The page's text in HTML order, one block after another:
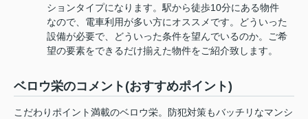
ションタイプになります。駅から徒歩10分にある物件
なので、電車利用が多い方にオススメです。どういった
設備が必要で、どういった条件を望んでいるのか。ご希
望の要素をできるだけ揃えた物件をご紹介致します。
ベロウ栄のコメント(おすすめポイント)
こだわりポイント満載のベロウ栄。防犯対策もバッチリなマンシ